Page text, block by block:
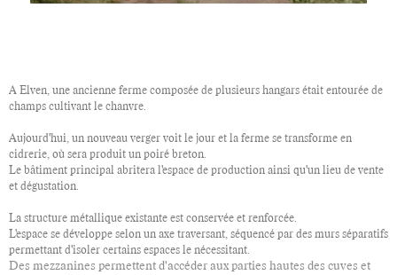
A Elven, une ancienne ferme composée de plusieurs hangars était entourée de
champs cultivant le chanvre.
Aujourd'hui, un nouveau verger voit le jour et la ferme se transforme en
cidrerie, où sera produit un poiré breton.
Le bâtiment principal abritera l'espace de production ainsi qu'un lieu de vente
et dégustation.
La structure métallique existante est conservée et renforcée.
L'espace se développe selon un axe traversant, séquencé par des murs séparatifs
permettant d'isoler certains espaces le nécessitant.
Des mezzanines permettent d'accéder aux parties hautes des cuves et